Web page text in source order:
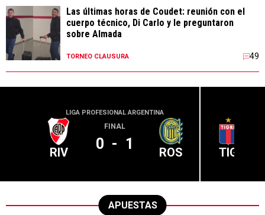
Las últimas horas de Coudet: reunión con el
cuerpo técnico, Di Carlo y le preguntaron
sobre Almada
TORNEO CLAUSURA 49
LIGA PROFESIONAL ARGENTINA
RIV
FINAL
0 - 1 ROS TIG
APUESTAS